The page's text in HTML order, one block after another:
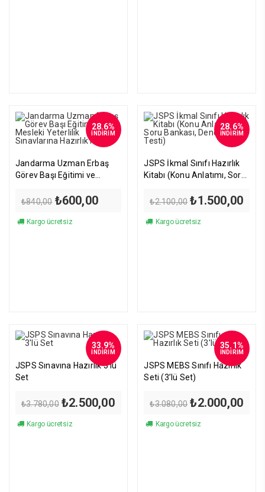
Jandarma Uzman Erbaş
Görev Başı Eğitimi ve
Sınavlarına Hazırlık Kitabı
₺840,00 Orijinal
fiyat:
₺840,00.
₺600,00Şu
28.6%
İNDİRİM
Kargo ücretsiz
JSPS İkmal Sınıfı Hazırlık
Kitabı (Konu Anlatımı, Soru
₺2.100,00 Orijinal
fiyat:
₺2.100,00.
₺1.500,00Şu
28.6%
İNDİRİM
Kargo ücretsiz
JSPS Sınavına Hazırlık 3’lü
Set
₺3.780,00 Orijinal
fiyat:
₺3.780,00.
₺2.500,00Şu
33.9%
İNDİRİM
Kargo ücretsiz
JSPS MEBS Sınıfı Hazırlık
Seti (3’lü Set)
₺3.080,00 Orijinal
fiyat:
₺3.080,00.
₺2.000,00Şu
35.1%
İNDİRİM
Kargo ücretsiz